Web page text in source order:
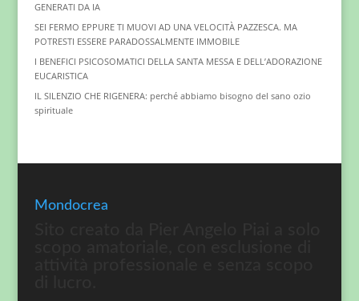
GENERATI DA IA
SEI FERMO EPPURE TI MUOVI AD UNA VELOCITÀ PAZZESCA. MA
POTRESTI ESSERE PARADOSSALMENTE IMMOBILE
I BENEFICI PSICOSOMATICI DELLA SANTA MESSA E DELL’ADORAZIONE
EUCARISTICA
IL SILENZIO CHE RIGENERA: perché abbiamo bisogno del sano ozio
spirituale
Mondocrea